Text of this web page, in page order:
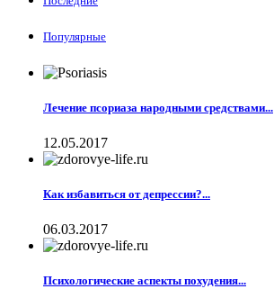
Популярные
Лечение псориаза народными средствами...
12.05.2017
Как избавиться от депрессии?...
06.03.2017
Психологические аспекты похудения...